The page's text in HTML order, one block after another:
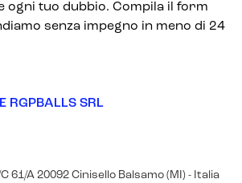
ogni tuo dubbio. Compila il form
senza impegno in meno di 24
RGPBALLS SRL
61/A 20092 Cinisello Balsamo (MI) - Italia